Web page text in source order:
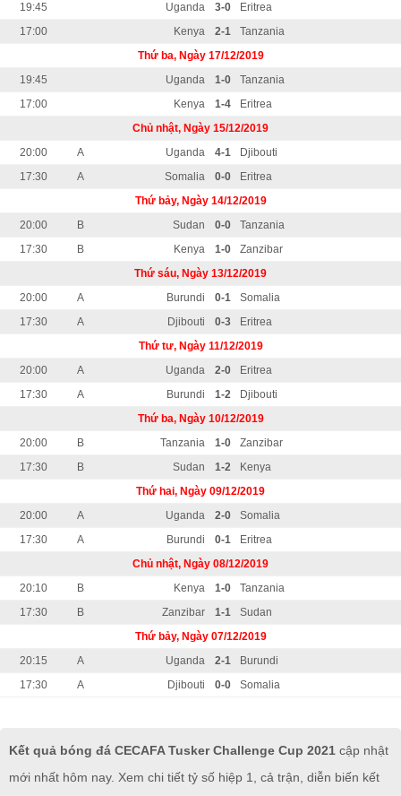
19:45
Uganda 3-0
Eritrea
17:00
Kenya 2-1
Tanzania
Thứ ba, Ngày 17/12/2019
19:45
Uganda 1-0
Tanzania
17:00
Kenya 1-4
Eritrea
Chủ nhật, Ngày 15/12/2019
20:00
A Uganda 4-1
Djibouti
17:30
A Somalia 0-0
Eritrea
Thứ bảy, Ngày 14/12/2019
20:00
B Sudan 0-0
Tanzania
17:30
B Kenya 1-0
Zanzibar
Thứ sáu, Ngày 13/12/2019
20:00
A Burundi 0-1
Somalia
17:30
A Djibouti 0-3
Eritrea
Thứ tư, Ngày 11/12/2019
20:00
A Uganda 2-0
Eritrea
17:30
A Burundi 1-2
Djibouti
Thứ ba, Ngày 10/12/2019
20:00
B Tanzania 1-0
Zanzibar
17:30
B Sudan 1-2
Kenya
Thứ hai, Ngày 09/12/2019
20:00
A Uganda 2-0
Somalia
17:30
A Burundi 0-1
Eritrea
Chủ nhật, Ngày 08/12/2019
20:10
B Kenya 1-0
Tanzania
17:30
B Zanzibar 1-1
Sudan
Thứ bảy, Ngày 07/12/2019
20:15
A Uganda 2-1
Burundi
17:30
A Djibouti 0-0 Somalia
Kết quả bóng đá CECAFA Tusker Challenge Cup 2021 cập nhật
mới nhất hôm nay. Xem chi tiết tỷ số hiệp 1, cả trận, diễn biến kết